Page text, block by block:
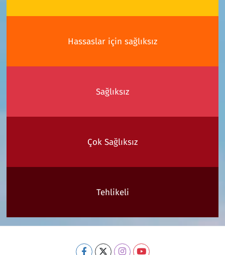
Hassaslar için sağlıksız
Sağlıksız
Çok Sağlıksız
Tehlikeli